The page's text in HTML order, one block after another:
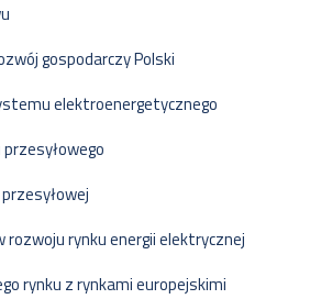
gospodarczy Polski
elektroenergetycznego
rozwoju rynku energii elektrycznej
rynku z rynkami europejskimi